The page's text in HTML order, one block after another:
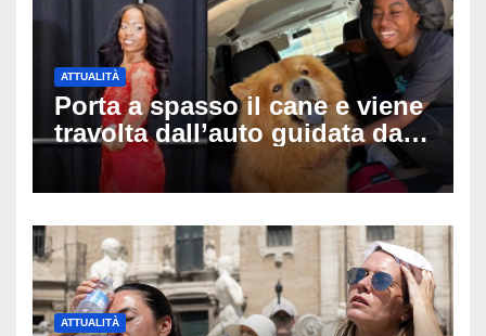
ATTUALITÀ
Porta a spasso il cane e viene
travolta dall’auto guidata da
due bambini di 4 e 6 anni: l’ex
miss Kiara Bowling lotta tra la
ATTUALITÀ